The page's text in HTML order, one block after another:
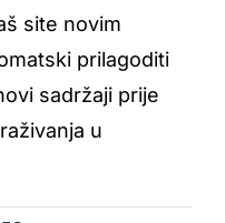
site novim
prilagoditi
sadržaji prije
u